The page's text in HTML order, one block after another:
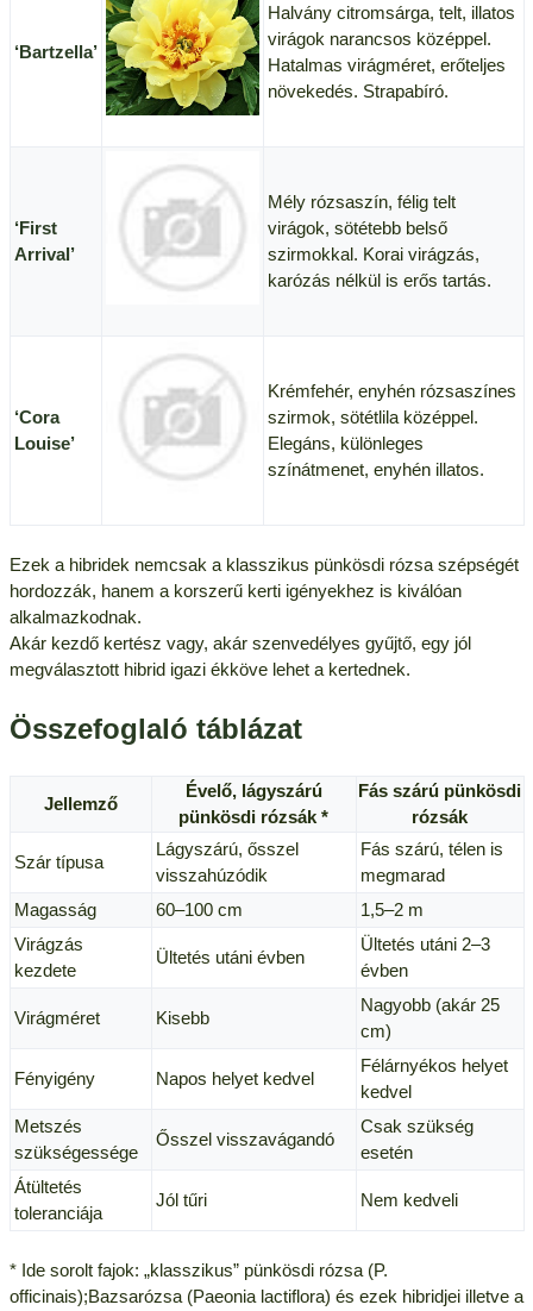
‘Bartzella’
Halvány citromsárga, telt, illatos
virágok narancsos középpel.
Hatalmas virágméret, erőteljes
növekedés. Strapabíró.
‘First
Arrival’
Mély rózsaszín, félig telt
virágok, sötétebb belső
szirmokkal. Korai virágzás,
karózás nélkül is erős tartás.
‘Cora
Louise’
Krémfehér, enyhén rózsaszínes
szirmok, sötétlila középpel.
Elegáns, különleges
színátmenet, enyhén illatos.
Ezek a hibridek nemcsak a klasszikus pünkösdi rózsa szépségét
hordozzák, hanem a korszerű kerti igényekhez is kiválóan
alkalmazkodnak.
Akár kezdő kertész vagy, akár szenvedélyes gyűjtő, egy jól
megválasztott hibrid igazi ékköve lehet a kertednek.
Összefoglaló táblázat
Jellemző
Évelő, lágyszárú
pünkösdi rózsák *
Fás szárú pünkösdi
rózsák
Szár típusa
Lágyszárú, ősszel
visszahúzódik
Fás szárú, télen is
megmarad
Magasság
60–100 cm
1,5–2 m
Virágzás
kezdete
Ültetés utáni évben
Ültetés utáni 2–3
évben
Virágméret Kisebb
Nagyobb (akár 25
cm)
Fényigény Napos helyet kedvel
Félárnyékos helyet
kedvel
Metszés
szükségessége
Ősszel visszavágandó
Csak szükség
esetén
Átültetés
toleranciája
Jól tűri Nem kedveli
* Ide sorolt fajok: „klasszikus” pünkösdi rózsa (P.
officinais);Bazsarózsa (Paeonia lactiflora) és ezek hibridjei illetve a